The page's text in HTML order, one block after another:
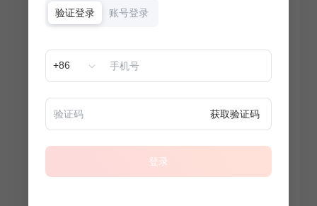
验证登录 账号登录
+86
获取验证码
登录